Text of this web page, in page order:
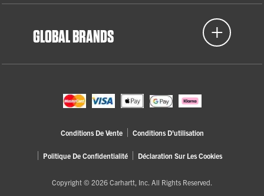
GLOBAL BRANDS
Conditions De Vente Conditions D'utilisation
Politique De Confidentialité Déclaration Sur Les Cookies
Copyright © 2026 Carhartt, Inc. All Rights Reserved.